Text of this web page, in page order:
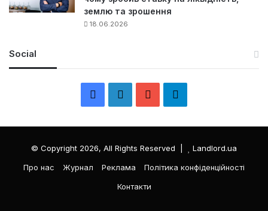
землю та зрошення
18.06.2026
Social
e
k
e
T
л
е
© Copyright 2026, All Rights Reserved |
Landlord.ua
Про нас
Журнал Реклама
Політика конфіденційності
Контакти